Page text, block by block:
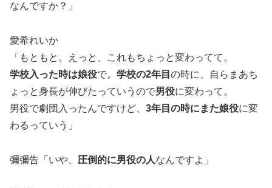
なんですか？」
愛希れいか
「もともと。えっと、これもちょっと変わってて。
学校入った時は娘役で。 学校の2年目 の時に、自らまあち
ょっと身長が伸びたっていうので男役に変わって。
男役で劇団入ったんですけど、 3年目の時にまた娘役に変
わるっていう」
彌彌告「いや、 圧倒的に男役の人なんですよ」